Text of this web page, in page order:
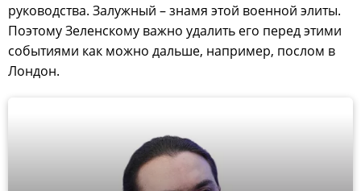
руководства. Залужный – знамя этой военной элиты.
Поэтому Зеленскому важно удалить его перед этими
событиями как можно дальше, например, послом в
Лондон.